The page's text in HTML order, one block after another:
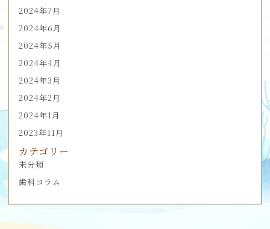
2024年7月
2024年6月
2024年5月
2024年4月
2024年3月
2024年2月
2024年1月
2023年11月
カテゴリー
未分類
歯科コラム